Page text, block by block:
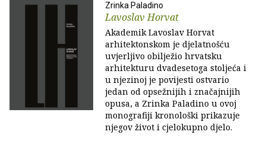
Zrinka Paladino
Lavoslav Horvat
Akademik Lavoslav Horvat
arhitektonskom je djelatnošću
uvjerljivo obilježio hrvatsku
arhitekturu dvadesetoga stoljeća i
u njezinoj je povijesti ostvario
jedan od opsežnijih i značajnijih
opusa, a Zrinka Paladino u ovoj
monografiji kronološki prikazuje
njegov život i cjelokupno djelo.